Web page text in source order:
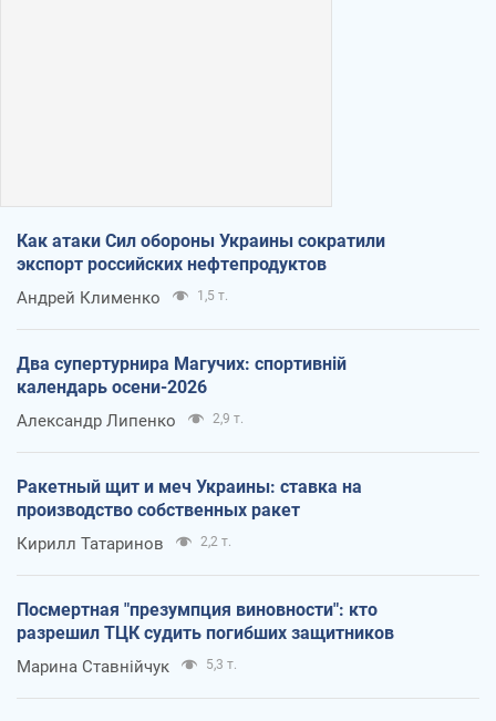
Как атаки Сил обороны Украины сократили
экспорт российских нефтепродуктов
Андрей Клименко 1,5 т.
Два супертурнира Магучих: спортивній
календарь осени-2026
Александр Липенко 2,9 т.
Ракетный щит и меч Украины: ставка на
производство собственных ракет
Кирилл Татаринов 2,2 т.
Посмертная "презумпция виновности": кто
разрешил ТЦК судить погибших защитников
Марина Ставнійчук 5,3 т.